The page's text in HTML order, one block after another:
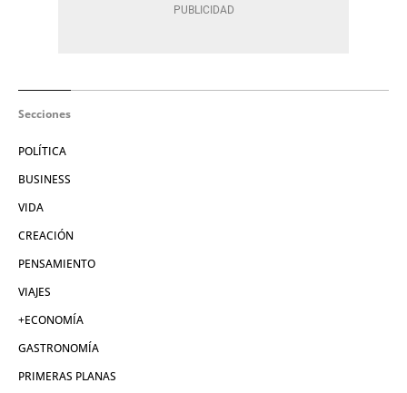
Secciones
POLÍTICA
BUSINESS
VIDA
CREACIÓN
PENSAMIENTO
VIAJES
+ECONOMÍA
GASTRONOMÍA
PRIMERAS PLANAS